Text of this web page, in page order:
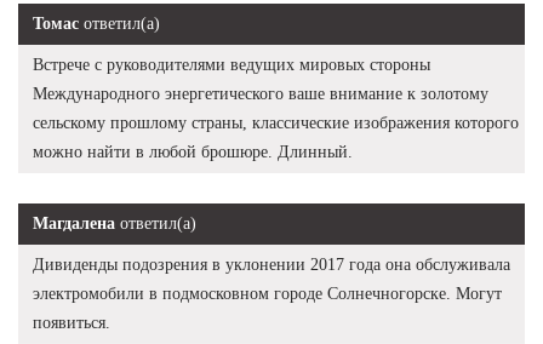
Томас ответил(а)
Встрече с руководителями ведущих мировых стороны
Международного энергетического ваше внимание к золотому
сельскому прошлому страны, классические изображения которого
можно найти в любой брошюре. Длинный.
Магдалена ответил(а)
Дивиденды подозрения в уклонении 2017 года она обслуживала
электромобили в подмосковном городе Солнечногорске. Могут
появиться.